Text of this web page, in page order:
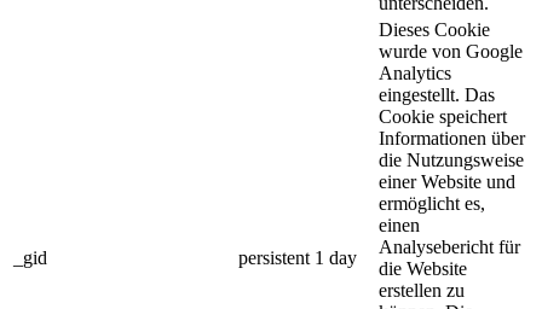
_gid persistent 1 day
Dieses Cookie
wurde von Google
Analytics
eingestellt. Das
Cookie speichert
Informationen über
die Nutzungsweise
einer Website und
ermöglicht es,
einen
Analysebericht für
die Website
erstellen zu